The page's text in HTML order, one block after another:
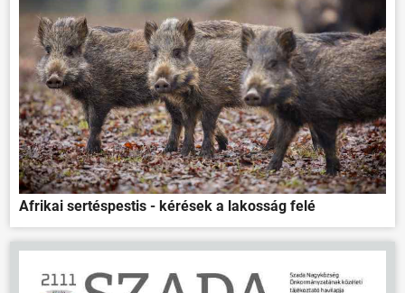
Afrikai sertéspestis - kérések a lakosság felé